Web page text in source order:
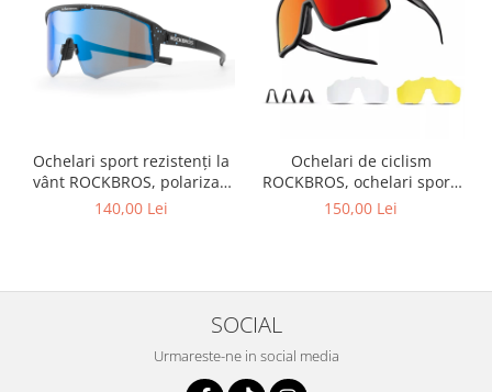
Ochelari sport rezistenți la
vânt ROCKBROS, polarizați
pentru ciclism, ochelari de
140,00 Lei
Ochelari de ciclism
ROCKBROS, ochelari sport,
ramă fotocromatică TR
150,00 Lei
SOCIAL
Urmareste-ne in social media